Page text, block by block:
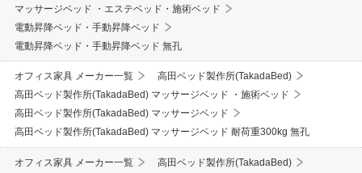
マッサージベッド ・エステベッド・施術ベッド
電動昇降ベッド・手動昇降ベッド
電動昇降ベッド・手動昇降ベッド 無孔
オフィス家具 メーカー一覧
高田ベッド製作所(TakadaBed)
高田ベッド製作所(TakadaBed) マッサージベッド ・施術ベッド
高田ベッド製作所(TakadaBed) マッサージベッド
高田ベッド製作所(TakadaBed) マッサージベッド 耐荷重300kg 無孔
オフィス家具 メーカー一覧 高田ベッド製作所(TakadaBed)